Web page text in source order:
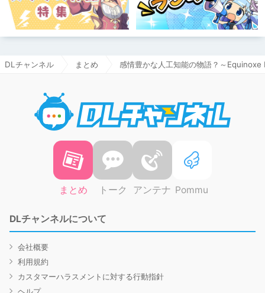
DLチャンネル まとめ 感情豊かな人工知能の物語？～
まとめ トーク アンテナ Pommu
DLチャンネルについて
会社概要
利用規約
カスタマーハラスメントに対する行動指針